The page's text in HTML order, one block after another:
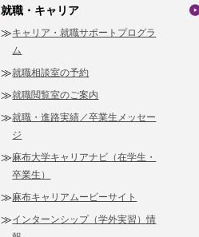
就職・キャリア
キャリア・就職サポートプログラ
ム
就職相談室の予約
就職閲覧室のご案内
就職・進路実績／卒業生メッセー
ジ
麻布大学キャリアナビ（在学生・
卒業生）
麻布キャリアムービーサイト
インターンシップ（学外実習）情